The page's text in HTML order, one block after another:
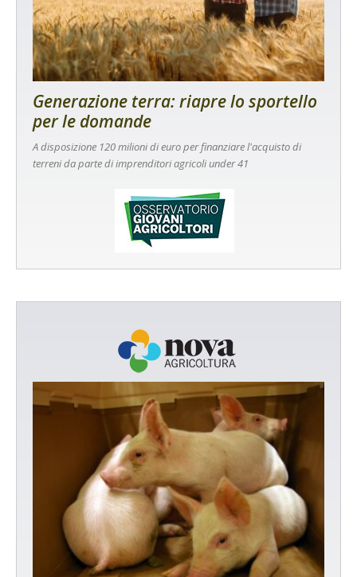
Generazione terra: riapre lo sportello
per le domande
A disposizione 120 milioni di euro per finanziare l'acquisto di
terreni da parte di imprenditori agricoli under 41